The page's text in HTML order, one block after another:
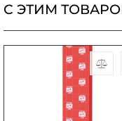
С ЭТИМ